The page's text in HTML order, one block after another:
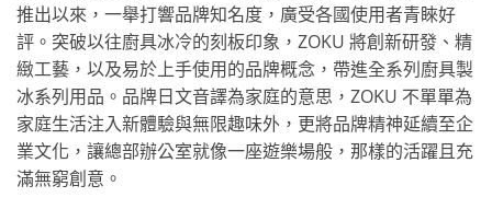
推出以來，一舉打響品牌知名度，廣受各國使用者青睞好
評。突破以往廚具冰冷的刻板印象，ZOKU 將創新研發、精
緻工藝，以及易於上手使用的品牌概念，帶進全系列廚具製
冰系列用品。品牌日文音譯為家庭的意思，ZOKU 不單單為
家庭生活注入新體驗與無限趣味外，更將品牌精神延續至企
業文化，讓總部辦公室就像一座遊樂場般，那樣的活躍且充
滿無窮創意。